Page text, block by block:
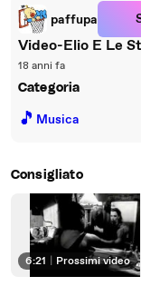
paffupa
Video-Elio E Le
18 anni fa
Categoria
🎵 Musica
Consigliato
6:21 Prossimi video